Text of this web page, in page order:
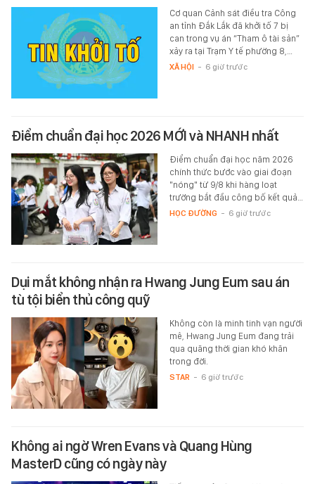
Cơ quan Cảnh sát điều tra Công
an tỉnh Đắk Lắk đã khởi tố 7 bị
can trong vụ án “Tham ô tài sản”
xảy ra tại Trạm Y tế phường 8,…
XÃ HỘI - 6 giờ trước
Điểm chuẩn đại học 2026 MỚI và NHANH nhất
Điểm chuẩn đại học năm 2026
chính thức bước vào giai đoạn
"nóng" từ 9/8 khi hàng loạt
trường bắt đầu công bố kết quả…
HỌC ĐƯỜNG - 6 giờ trước
Dụi mắt không nhận ra Hwang Jung Eum sau án
tù tội biển thủ công quỹ
Không còn là minh tinh vạn người
mê, Hwang Jung Eum đang trải
qua quãng thời gian khó khăn
trong đời.
STAR - 6 giờ trước
Không ai ngờ Wren Evans và Quang Hùng
MasterD cũng có ngày này